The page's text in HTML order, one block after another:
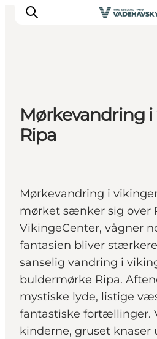
Oplev Ribe
Oplev Esbjerg
Oplev Fanø
Det Sker
Mørkevandring
Ripa
Mørkevandring i
mørket sænker sig over
VikingeCenter, vågner
fantasien bliver
sanselig vandring i
buldermørke Ripa.
mystiske lyde, listige
fantastiske fortællinger.
kinderne, gruset knaser